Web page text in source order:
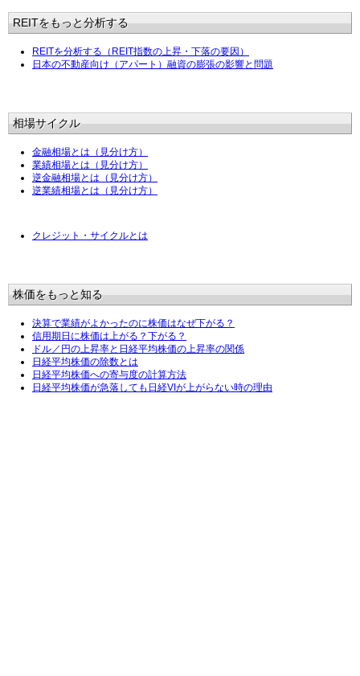
REITをもっと分析する
REITを分析する（REIT指数の上昇・下落の要因）
日本の不動産向け（アパート）融資の膨張の影響と問題
相場サイクル
金融相場とは（見分け方）
業績相場とは（見分け方）
逆金融相場とは（見分け方）
逆業績相場とは（見分け方）
クレジット・サイクルとは
株価をもっと知る
決算で業績がよかったのに株価はなぜ下がる？
信用期日に株価は上がる？下がる？
ドル／円の上昇率と日経平均株価の上昇率の関係
日経平均株価の除数とは
日経平均株価への寄与度の計算方法
日経平均株価が急落しても日経VIが上がらない時の理由